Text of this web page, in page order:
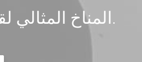
المناخ المثالي لقضاء عطلة عائلية في الشمس.